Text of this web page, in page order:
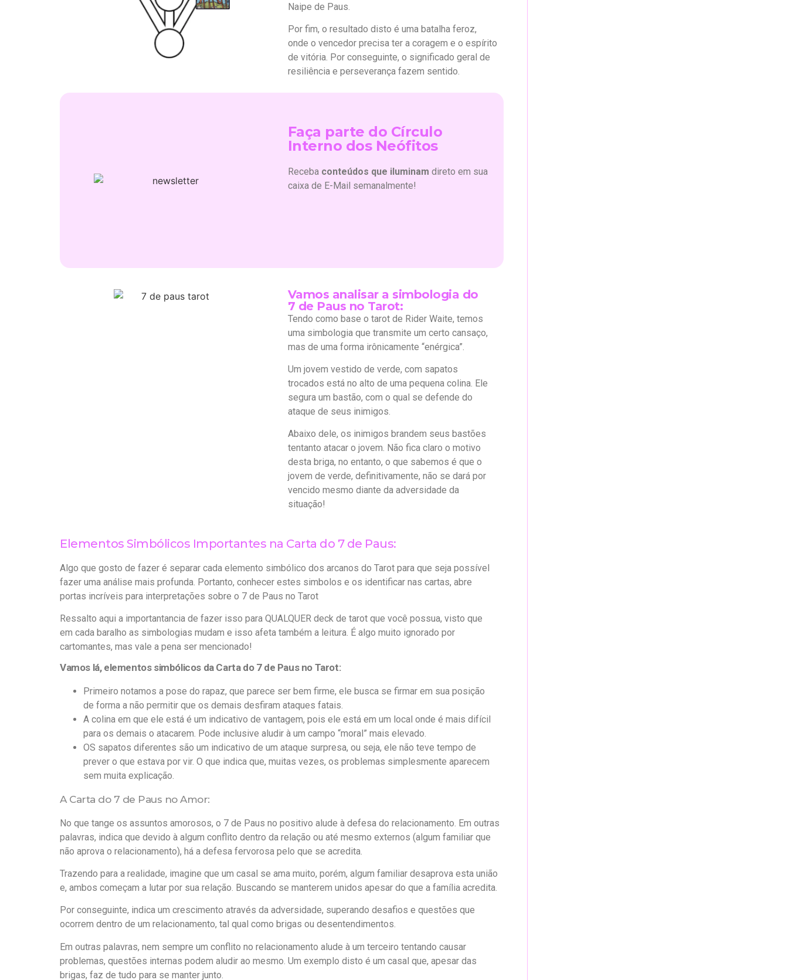
Naipe de Paus.
Por fim, o resultado disto é uma batalha feroz,
onde o vencedor precisa ter a coragem e o espírito
de vitória. Por conseguinte, o significado geral de
resiliência e perseverança fazem sentido.
Faça parte do Círculo
Interno dos Neófitos
Receba conteúdos que iluminam direto em sua
caixa de E-Mail semanalmente!
Vamos analisar a simbologia do
7 de Paus no Tarot:
Tendo como base o tarot de Rider Waite, temos
uma simbologia que transmite um certo cansaço,
mas de uma forma irônicamente “enérgica”.
Um jovem vestido de verde, com sapatos
trocados está no alto de uma pequena colina. Ele
segura um bastão, com o qual se defende do
ataque de seus inimigos.
Abaixo dele, os inimigos brandem seus bastões
tentanto atacar o jovem. Não fica claro o motivo
desta briga, no entanto, o que sabemos é que o
jovem de verde, definitivamente, não se dará por
vencido mesmo diante da adversidade da
situação!
Elementos Simbólicos Importantes na Carta do 7 de Paus:
Algo que gosto de fazer é separar cada elemento simbólico dos arcanos do Tarot para que seja possível
fazer uma análise mais profunda. Portanto, conhecer estes simbolos e os identificar nas cartas, abre
portas incríveis para interpretações sobre o 7 de Paus no Tarot
Ressalto aqui a importantancia de fazer isso para QUALQUER deck de tarot que você possua, visto que
em cada baralho as simbologias mudam e isso afeta também a leitura. É algo muito ignorado por
cartomantes, mas vale a pena ser mencionado!
Vamos lá, elementos simbólicos da Carta do 7 de Paus no Tarot:
Primeiro notamos a pose do rapaz, que parece ser bem firme, ele busca se firmar em sua posição
de forma a não permitir que os demais desfiram ataques fatais.
A colina em que ele está é um indicativo de vantagem, pois ele está em um local onde é mais difícil
para os demais o atacarem. Pode inclusive aludir à um campo “moral” mais elevado.
OS sapatos diferentes são um indicativo de um ataque surpresa, ou seja, ele não teve tempo de
prever o que estava por vir. O que indica que, muitas vezes, os problemas simplesmente aparecem
sem muita explicação.
A Carta do 7 de Paus no Amor:
No que tange os assuntos amorosos, o 7 de Paus no positivo alude à defesa do relacionamento. Em outras
palavras, indica que devido à algum conflito dentro da relação ou até mesmo externos (algum familiar que
não aprova o relacionamento), há a defesa fervorosa pelo que se acredita.
Trazendo para a realidade, imagine que um casal se ama muito, porém, algum familiar desaprova esta união
e, ambos começam a lutar por sua relação. Buscando se manterem unidos apesar do que a família acredita.
Por conseguinte, indica um crescimento através da adversidade, superando desafios e questões que
ocorrem dentro de um relacionamento, tal qual como brigas ou desentendimentos.
Em outras palavras, nem sempre um conflito no relacionamento alude à um terceiro tentando causar
problemas, questões internas podem aludir ao mesmo. Um exemplo disto é um casal que, apesar das
brigas, faz de tudo para se manter junto.